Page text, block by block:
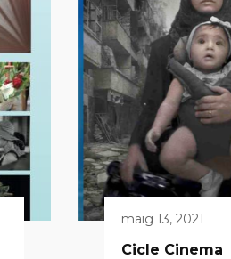
maig 13, 2021
Cicle Cinema